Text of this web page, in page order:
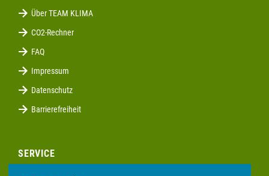
Über TEAM KLIMA
CO2-Rechner
FAQ
Impressum
Datenschutz
Barrierefreiheit
SERVICE